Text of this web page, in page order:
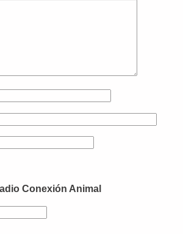
Conexión Animal